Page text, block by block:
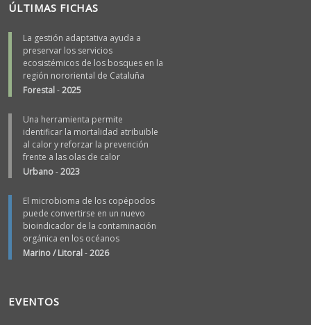
ÚLTIMAS FICHAS
La gestión adaptativa ayuda a
preservar los servicios
ecosistémicos de los bosques en la
región nororiental de Cataluña
Forestal-2025
Una herramienta permite
identificar la mortalidad atribuible
al calor y reforzar la prevención
frente a las olas de calor
Urbano-2023
El microbioma de los copépodos
puede convertirse en un nuevo
bioindicador de la contaminación
orgánica en los océanos
Marino / Litoral-2026
EVENTOS